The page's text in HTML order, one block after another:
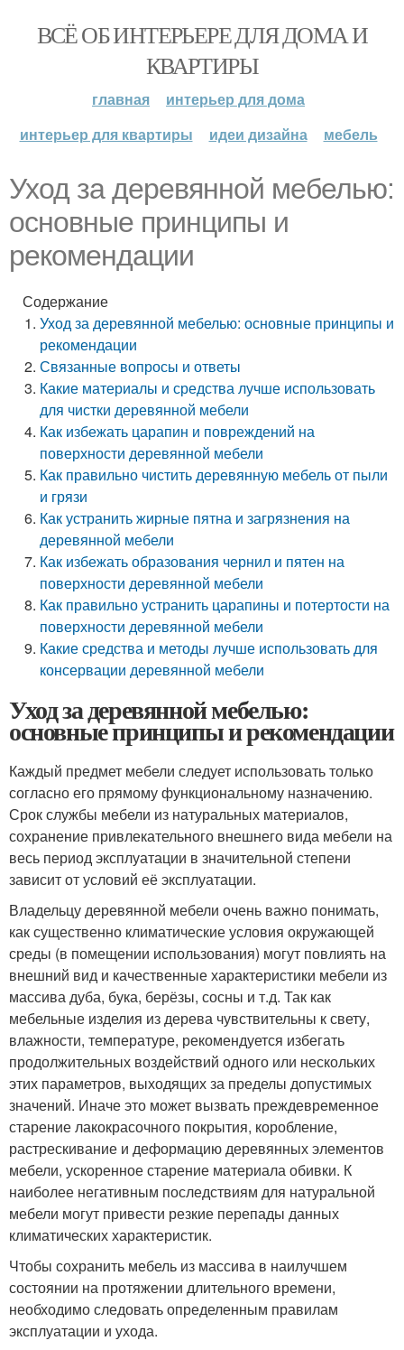
ВСЁ ОБ ИНТЕРЬЕРЕ ДЛЯ ДОМА И
КВАРТИРЫ
главная
интерьер для дома
интерьер для квартиры
идеи дизайна мебель
Уход за деревянной мебелью:
основные принципы и
рекомендации
Содержание
Уход за деревянной мебелью: основные принципы и
рекомендации
Связанные вопросы и ответы
Какие материалы и средства лучше использовать
для чистки деревянной мебели
Как избежать царапин и повреждений на
поверхности деревянной мебели
Как правильно чистить деревянную мебель от пыли
и грязи
Как устранить жирные пятна и загрязнения на
деревянной мебели
Как избежать образования чернил и пятен на
поверхности деревянной мебели
Как правильно устранить царапины и потертости на
поверхности деревянной мебели
Какие средства и методы лучше использовать для
консервации деревянной мебели
Уход за деревянной мебелью:
основные принципы и рекомендации
Каждый предмет мебели следует использовать только
согласно его прямому функциональному назначению.
Срок службы мебели из натуральных материалов,
сохранение привлекательного внешнего вида мебели на
весь период эксплуатации в значительной степени
зависит от условий её эксплуатации.
Владельцу деревянной мебели очень важно понимать,
как существенно климатические условия окружающей
среды (в помещении использования) могут повлиять на
внешний вид и качественные характеристики мебели из
массива дуба, бука, берёзы, сосны и т.д. Так как
мебельные изделия из дерева чувствительны к свету,
влажности, температуре, рекомендуется избегать
продолжительных воздействий одного или нескольких
этих параметров, выходящих за пределы допустимых
значений. Иначе это может вызвать преждевременное
старение лакокрасочного покрытия, коробление,
растрескивание и деформацию деревянных элементов
мебели, ускоренное старение материала обивки. К
наиболее негативным последствиям для натуральной
мебели могут привести резкие перепады данных
климатических характеристик.
Чтобы сохранить мебель из массива в наилучшем
состоянии на протяжении длительного времени,
необходимо следовать определенным правилам
эксплуатации и ухода.